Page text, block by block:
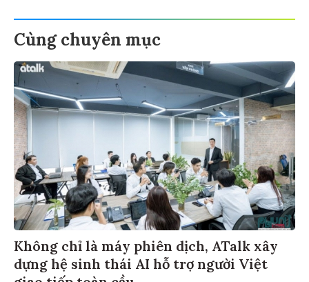
Cùng chuyên mục
Không chỉ là máy phiên dịch, ATalk xây
dựng hệ sinh thái AI hỗ trợ người Việt